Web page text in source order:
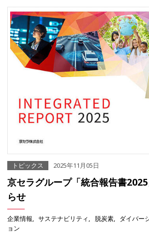
トピックス 2025年11月05日
京セラグループ「統合報告書
らせ
企業情報 サステナビリティ 脱炭素
ダイバー
ョン